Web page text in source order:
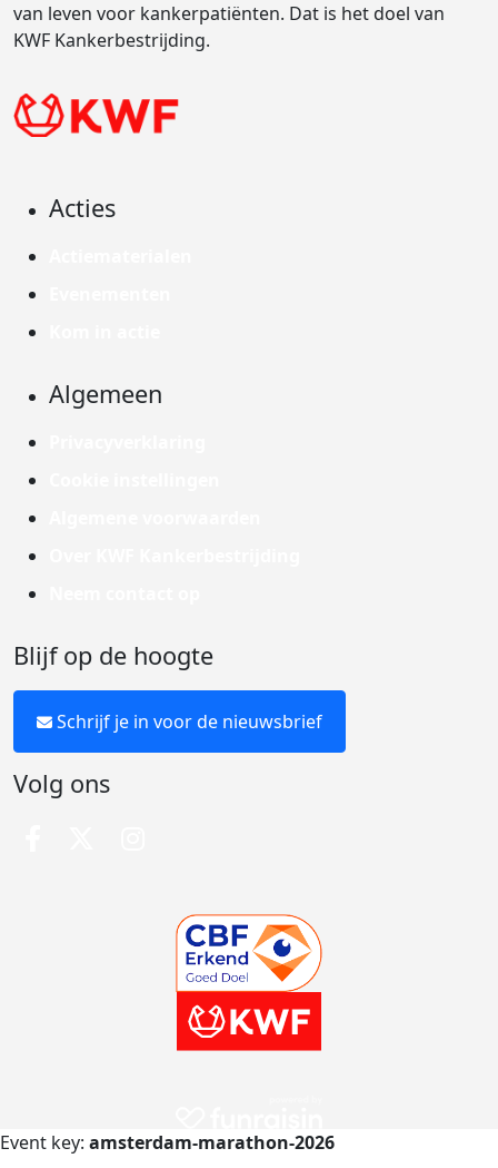
van leven voor kankerpatiënten. Dat is het doel van
KWF Kankerbestrijding.
Acties
Algemeen
Blijf op de hoogte
Schrijf je in voor de nieuwsbrief
Volg ons
Event key: amsterdam-marathon-2026